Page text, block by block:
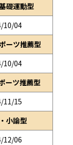
礎運動型
10/04
ーツ推薦型
10/04
ーツ推薦型
11/15
小論型
12/06